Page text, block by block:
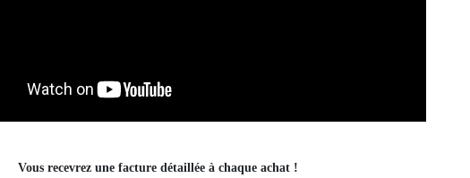
Vous recevrez une facture détaillée à chaque achat !